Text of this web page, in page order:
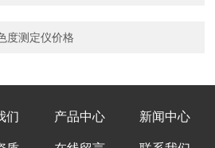
度测定仪价格
们 产品中心 新闻中心